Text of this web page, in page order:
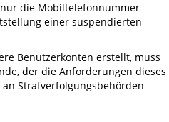
die Mobiltelefonnummer
einer suspendierten
Benutzerkonten erstellt, muss
der die Anforderungen dieses
Strafverfolgungsbehörden